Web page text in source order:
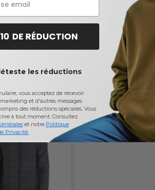
W1
- Veste en
pour Dames Campus
-25%
Team 365 TT90 - Veste en
micropolaire Campus
DE RÉDUCTION
les réductions
vous acceptez de recevoir
et d'autres messages
des réductions spéciales. Vous
à tout moment. Consultez
et notre Politique
Privacité.